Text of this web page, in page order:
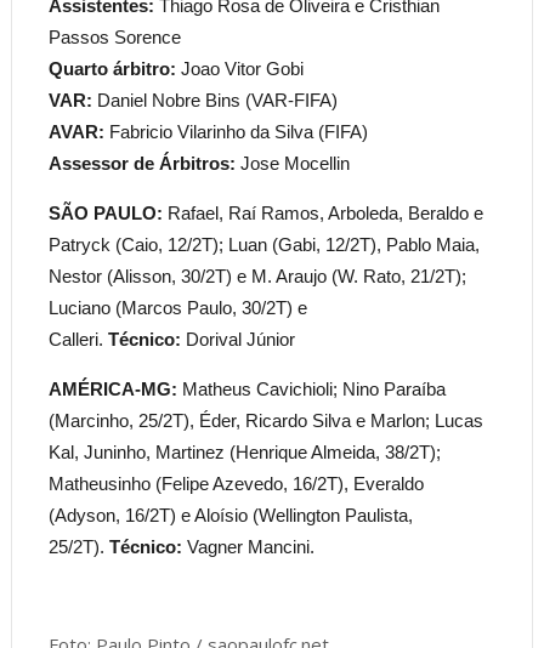
Assistentes: Thiago Rosa de Oliveira e Cristhian
Passos Sorence
Quarto árbitro: Joao Vitor Gobi
VAR: Daniel Nobre Bins (VAR-FIFA)
AVAR: Fabricio Vilarinho da Silva (FIFA)
Assessor de Árbitros: Jose Mocellin
SÃO PAULO: Rafael, Raí Ramos, Arboleda, Beraldo e
Patryck (Caio, 12/2T); Luan (Gabi, 12/2T), Pablo Maia,
Nestor (Alisson, 30/2T) e M. Araujo (W. Rato, 21/2T);
Luciano (Marcos Paulo, 30/2T) e
Calleri. Técnico: Dorival Júnior
AMÉRICA-MG: Matheus Cavichioli; Nino Paraíba
(Marcinho, 25/2T), Éder, Ricardo Silva e Marlon; Lucas
Kal, Juninho, Martinez (Henrique Almeida, 38/2T);
Matheusinho (Felipe Azevedo, 16/2T), Everaldo
(Adyson, 16/2T) e Aloísio (Wellington Paulista,
25/2T). Técnico: Vagner Mancini.